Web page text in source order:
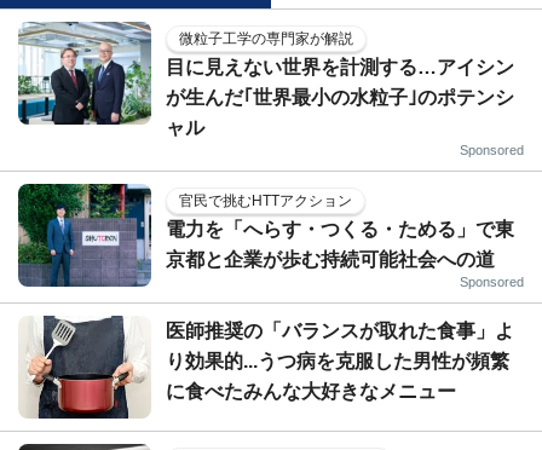
微粒子工学の専門家が解説
目に見えない世界を計測する…アイシン
が生んだ｢世界最小の水粒子｣のポテンシ
ャル
Sponsored
官民で挑むHTTアクション
電力を「へらす・つくる・ためる」で東
京都と企業が歩む持続可能社会への道
Sponsored
医師推奨の「バランスが取れた食事」よ
り効果的...うつ病を克服した男性が頻繁
に食べたみんな大好きなメニュー